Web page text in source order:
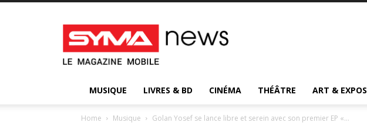
Syma
News
:
votre
d’actualité
MUSIQUE LIVRES & BD CINÉMA THÉÂTRE ART & EXPOS
Home Musique Golan Yosef se lance libre et serein avec son premier EP «...